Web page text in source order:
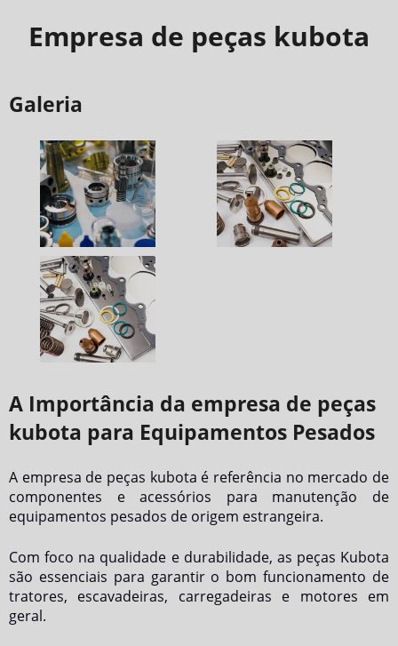
Empresa de peças kubota
Galeria
A Importância da empresa de peças
kubota para Equipamentos Pesados
A empresa de peças kubota é referência no mercado de
componentes e acessórios para manutenção de
equipamentos pesados de origem estrangeira.
Com foco na qualidade e durabilidade, as peças Kubota
são essenciais para garantir o bom funcionamento de
tratores, escavadeiras, carregadeiras e motores em
geral.